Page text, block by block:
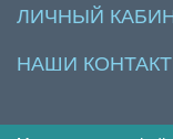
ЛИЧНЫЙ
НАШИ